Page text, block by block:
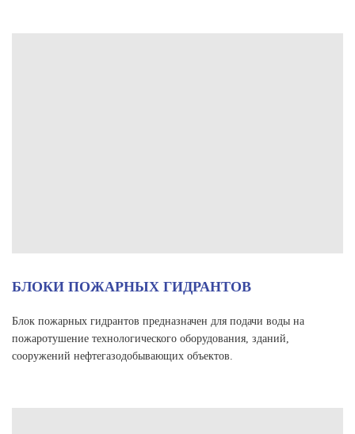
БЛОКИ ПОЖАРНЫХ ГИДРАНТОВ
Блок пожарных гидрантов предназначен для подачи воды на
пожаротушение технологического оборудования, зданий,
сооружений нефтегазодобывающих объектов.